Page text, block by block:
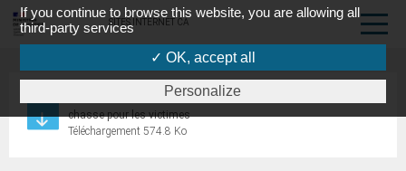
SITES INTERNET CA
Formulaire d’indemnisation accident de la circulation ou de
chasse pour les victimes
Téléchargement 574.8 Ko
If you continue to browse this website, you are allowing all
third-party services
✓ OK, accept all
Personalize